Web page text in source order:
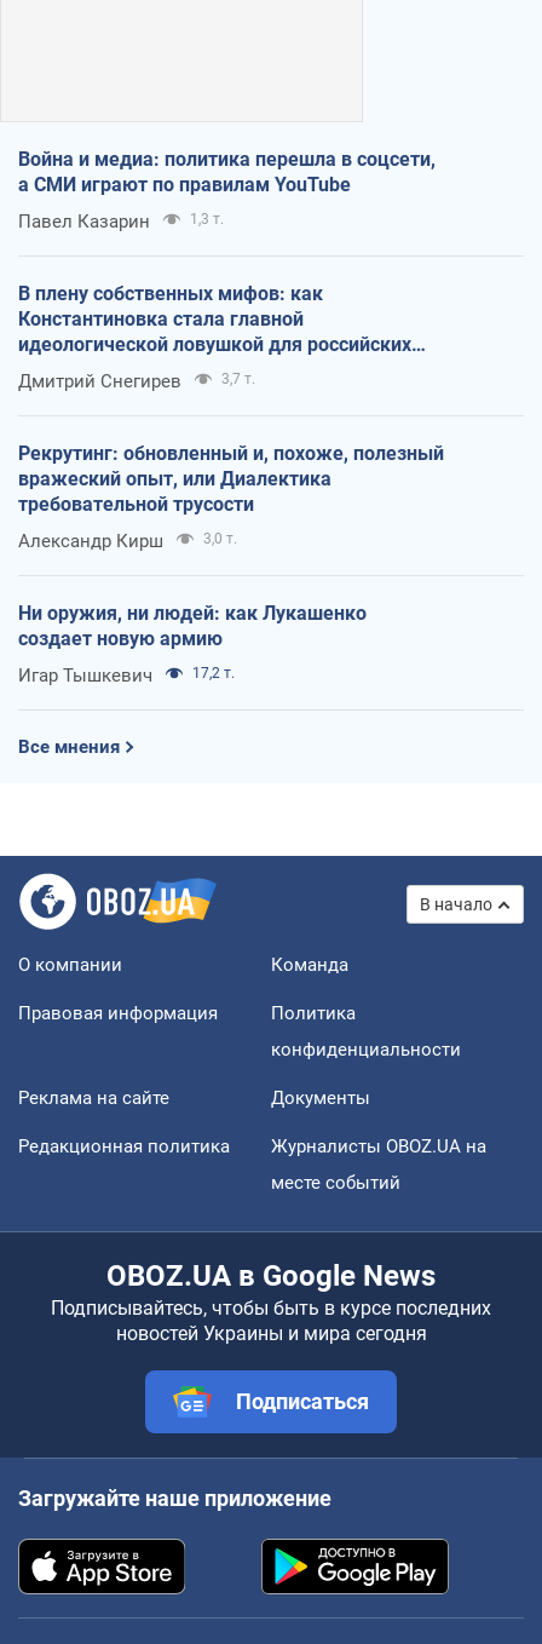
Война и медиа: политика перешла в соцсети,
а СМИ играют по правилам YouTube
Павел Казарин 1,3 т.
В плену собственных мифов: как
Константиновка стала главной
идеологической ловушкой для российских
оккупантов
Дмитрий Снегирев 3,7 т.
Рекрутинг: обновленный и, похоже, полезный
вражеский опыт, или Диалектика
требовательной трусости
Александр Кирш 3,0 т.
Ни оружия, ни людей: как Лукашенко
создает новую армию
Игар Тышкевич 17,2 т.
Все мнения
В начало
О компании Команда
Правовая информация
Политика
конфиденциальности
Реклама на сайте Документы
Редакционная политика
Журналисты OBOZ.UA на
месте событий
OBOZ.UA в Google News
Подписывайтесь, чтобы быть в курсе последних
новостей Украины и мира сегодня
Подписаться
Загружайте наше приложение